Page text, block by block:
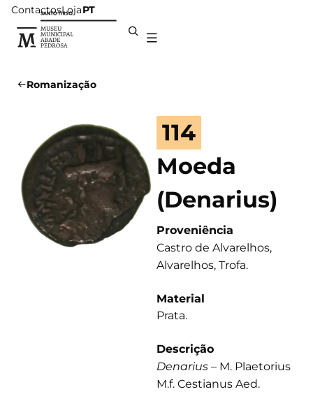
ContactosLojaPT
Romanização
114
Moeda
(Denarius)
Proveniência
Castro de Alvarelhos,
Alvarelhos, Trofa.
Material
Prata.
Descrição
Denarius – M. Plaetorius
M.f. Cestianus Aed.